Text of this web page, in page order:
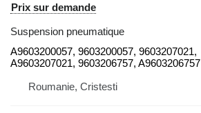
Prix sur demande
Suspension pneumatique
A9603200057, 9603200057, 9603207021,
A9603207021, 9603206757, A9603206757
Roumanie, Cristesti